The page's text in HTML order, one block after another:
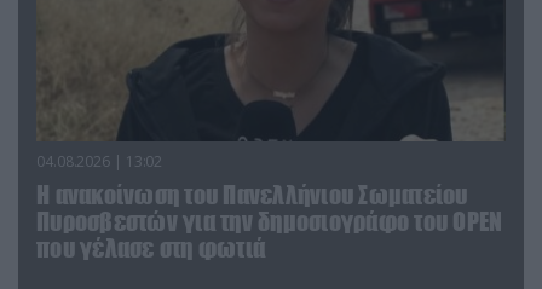
04.08.2026 | 13:02
Η ανακοίνωση του Πανελλήνιου Σωματείου
Πυροσβεστών για την δημοσιογράφο του OPEN
που γέλασε στη φωτιά